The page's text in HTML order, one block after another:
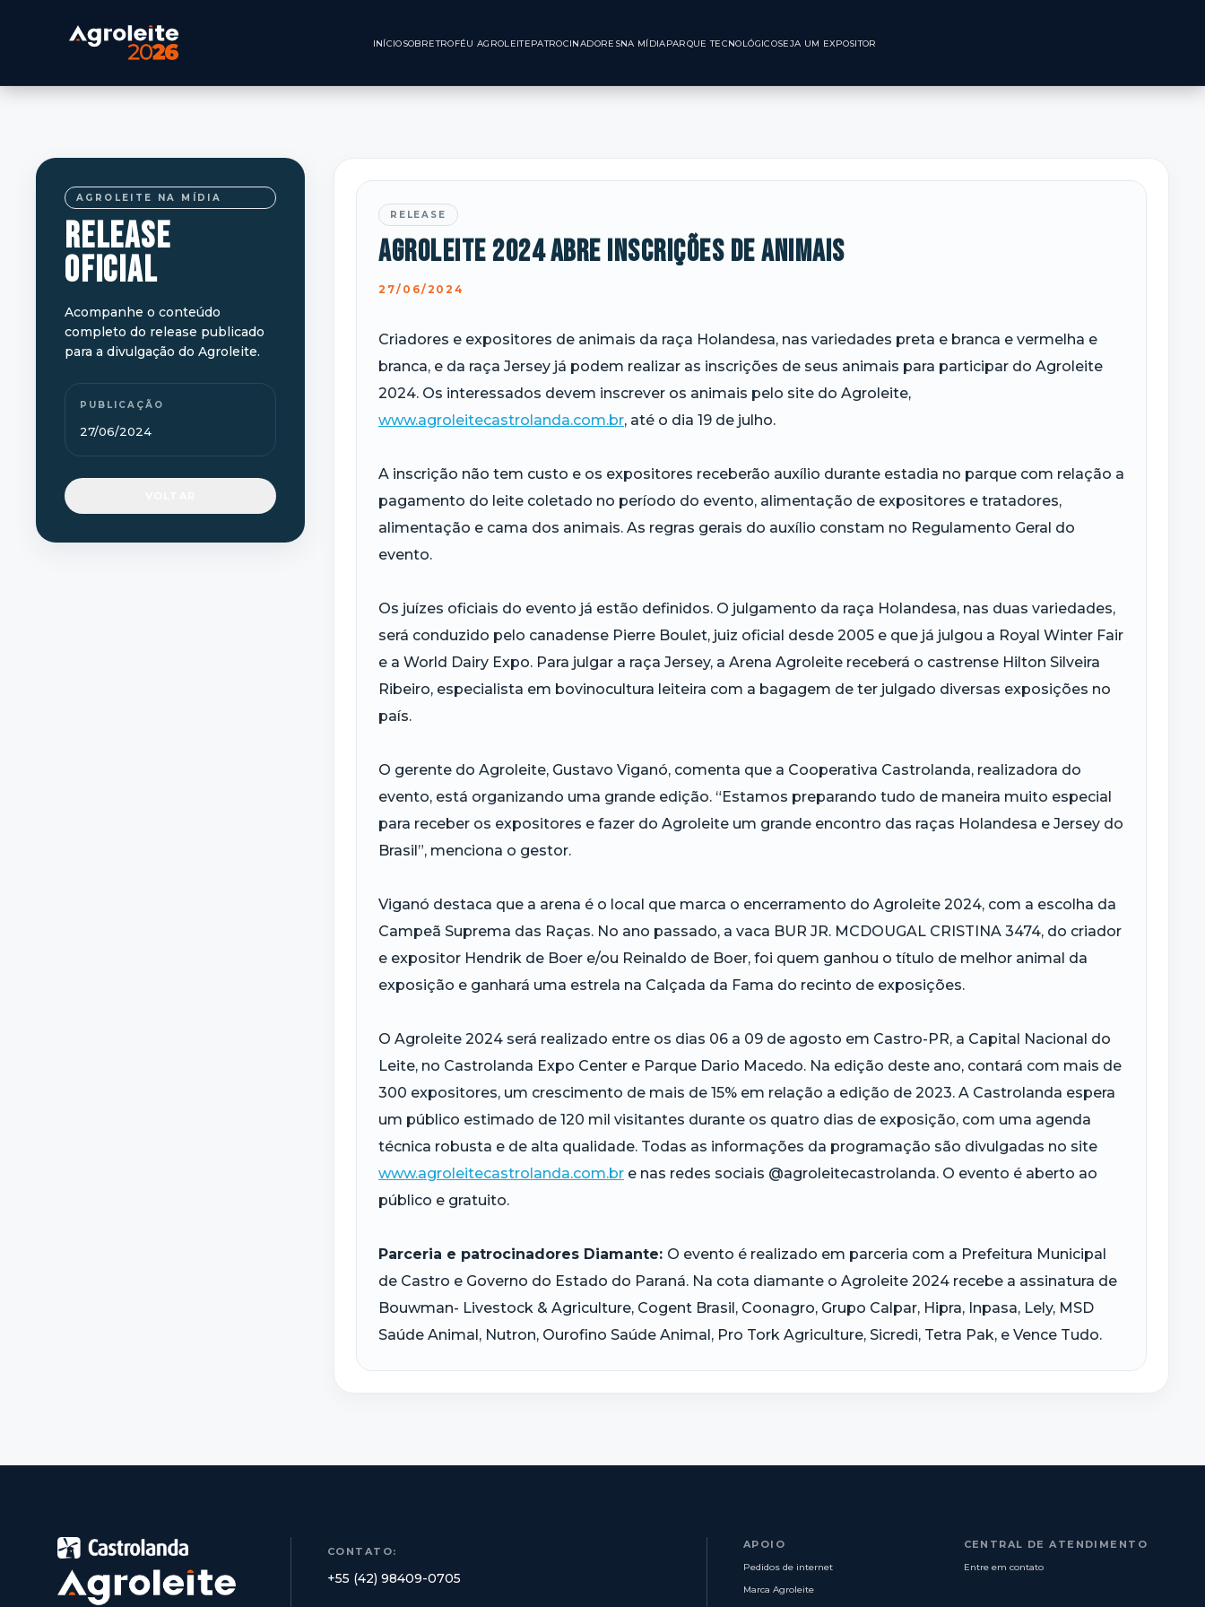
INÍCIOSOBRETROFÉU AGROLEITEPATROCINADORESNA MÍDIAPARQUE TECNOLÓGICOSEJA UM EXPOSITOR
AGROLEITE NA MÍDIA
RELEASE
OFICIAL
Acompanhe o conteúdo
completo do release publicado
para a divulgação do Agroleite.
PUBLICAÇÃO
27/06/2024
RELEASE
Agroleite 2024 abre inscrições de animais
27/06/2024
Criadores e expositores de animais da raça Holandesa, nas variedades preta e branca e vermelha e
branca, e da raça Jersey já podem realizar as inscrições de seus animais para participar do Agroleite
2024. Os interessados devem inscrever os animais pelo site do Agroleite,
www.agroleitecastrolanda.com.br, até o dia 19 de julho.
A inscrição não tem custo e os expositores receberão auxílio durante estadia no parque com relação a
pagamento do leite coletado no período do evento, alimentação de expositores e tratadores,
alimentação e cama dos animais. As regras gerais do auxílio constam no Regulamento Geral do
evento.
Os juízes oficiais do evento já estão definidos. O julgamento da raça Holandesa, nas duas variedades,
será conduzido pelo canadense Pierre Boulet, juiz oficial desde 2005 e que já julgou a Royal Winter Fair
e a World Dairy Expo. Para julgar a raça Jersey, a Arena Agroleite receberá o castrense Hilton Silveira
Ribeiro, especialista em bovinocultura leiteira com a bagagem de ter julgado diversas exposições no
país.
O gerente do Agroleite, Gustavo Viganó, comenta que a Cooperativa Castrolanda, realizadora do
evento, está organizando uma grande edição. “Estamos preparando tudo de maneira muito especial
para receber os expositores e fazer do Agroleite um grande encontro das raças Holandesa e Jersey do
Brasil”, menciona o gestor.
Viganó destaca que a arena é o local que marca o encerramento do Agroleite 2024, com a escolha da
Campeã Suprema das Raças. No ano passado, a vaca BUR JR. MCDOUGAL CRISTINA 3474, do criador
e expositor Hendrik de Boer e/ou Reinaldo de Boer, foi quem ganhou o título de melhor animal da
exposição e ganhará uma estrela na Calçada da Fama do recinto de exposições.
O Agroleite 2024 será realizado entre os dias 06 a 09 de agosto em Castro-PR, a Capital Nacional do
Leite, no Castrolanda Expo Center e Parque Dario Macedo. Na edição deste ano, contará com mais de
300 expositores, um crescimento de mais de 15% em relação a edição de 2023. A Castrolanda espera
um público estimado de 120 mil visitantes durante os quatro dias de exposição, com uma agenda
técnica robusta e de alta qualidade. Todas as informações da programação são divulgadas no site
www.agroleitecastrolanda.com.br e nas redes sociais @agroleitecastrolanda. O evento é aberto ao
público e gratuito.
Parceria e patrocinadores Diamante: O evento é realizado em parceria com a Prefeitura Municipal
de Castro e Governo do Estado do Paraná. Na cota diamante o Agroleite 2024 recebe a assinatura de
Bouwman- Livestock & Agriculture, Cogent Brasil, Coonagro, Grupo Calpar, Hipra, Inpasa, Lely, MSD
Saúde Animal, Nutron, Ourofino Saúde Animal, Pro Tork Agriculture, Sicredi, Tetra Pak, e Vence Tudo.
CONTATO:
+55 (42) 98409-0705
APOIO
Pedidos de internet
Marca Agroleite
CENTRAL DE ATENDIMENTO
Entre em contato